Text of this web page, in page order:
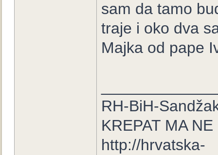
sam da tamo
traje i oko dva
Majka od pape
RH-BiH-
KREPAT MA
http://hrvatska-